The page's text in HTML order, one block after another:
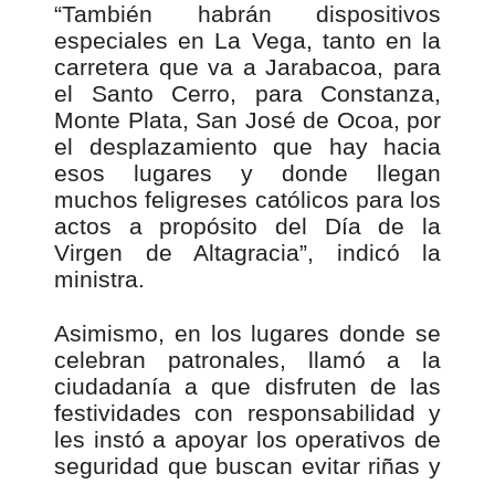
“También habrán dispositivos
especiales en La Vega, tanto en la
carretera que va a Jarabacoa, para
el Santo Cerro, para Constanza,
Monte Plata, San José de Ocoa, por
el desplazamiento que hay hacia
esos lugares y donde llegan
muchos feligreses católicos para los
actos a propósito del Día de la
Virgen de Altagracia”, indicó la
ministra.
Asimismo, en los lugares donde se
celebran patronales, llamó a la
ciudadanía a que disfruten de las
festividades con responsabilidad y
les instó a apoyar los operativos de
seguridad que buscan evitar riñas y